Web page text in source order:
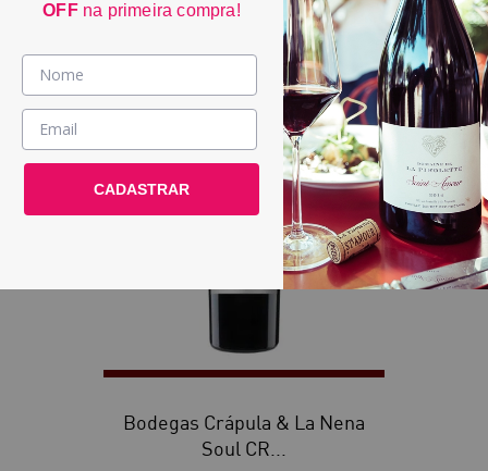
Vinhos >
País / Região >
Le Club >
91
Bodegas Crápula & La Nena
Soul CR...
OFFna primeira compra!
CADASTRAR